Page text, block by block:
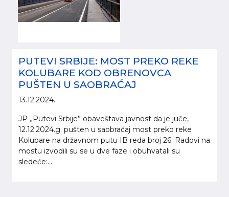
PUTEVI SRBIJE: MOST PREKO REKE
KOLUBARE KOD OBRENOVCA
PUŠTEN U SAOBRAĆAJ
13.12.2024.
JP „Putevi Srbije” obaveštava javnost da je juče,
12.12.2024.g. pušten u saobraćaj most preko reke
Kolubare na državnom putu IB reda broj 26. Radovi na
mostu izvodili su se u dve faze i obuhvatali su
sledeće:...